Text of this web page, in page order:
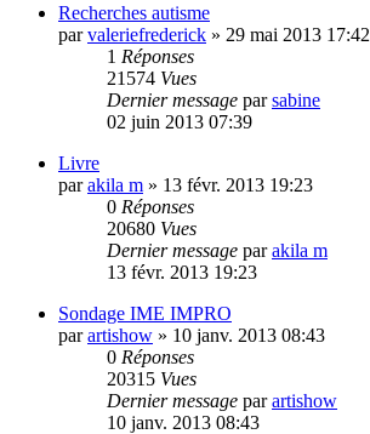
Recherches autisme
parvaleriefrederick » 29 mai 2013 17:42
1 Réponses
21574 Vues
Dernier message parsabine
02 juin 2013 07:39
Livre
parakila m » 13 févr. 2013 19:23
0 Réponses
20680 Vues
Dernier message parakila m
13 févr. 2013 19:23
Sondage IME IMPRO
parartishow » 10 janv. 2013 08:43
0 Réponses
20315 Vues
Dernier message parartishow
10 janv. 2013 08:43